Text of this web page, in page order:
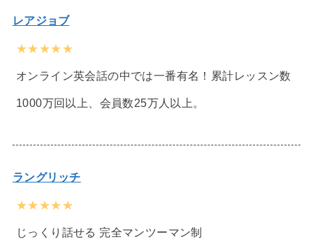
レアジョブ
★★★★★
オンライン英会話の中では一番有名！累計レッスン数
1000万回以上、会員数25万人以上。
ラングリッチ
★★★★★
じっくり話せる 完全マンツーマン制